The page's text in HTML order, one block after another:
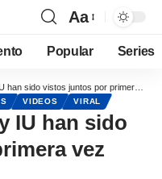
Aa
Popular Series
sido vistos juntos por primera vez
VIDEOS VIRAL
IU han sido
vez